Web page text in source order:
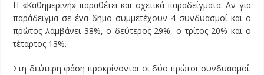
Η «Καθημερινή» παραθέτει και σχετικά παραδείγματα. Αν για
παράδειγμα σε ένα δήμο συμμετέχουν 4 συνδυασμοί και ο
πρώτος λαμβάνει 38%, ο δεύτερος 29%, ο τρίτος 20% και ο
τέταρτος 13%.
Στη δεύτερη φάση προκρίνονται οι δύο πρώτοι συνδυασμοί.